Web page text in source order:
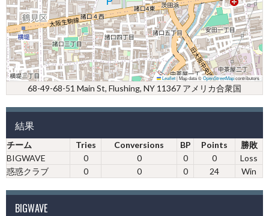
Leaflet|Map data ©OpenStreetMapcontributors
68-49-68-51 Main St, Flushing, NY 11367 アメリカ合衆国
結果
チーム Tries Conversions BP Points
勝敗
BIGWAVE
0 0 0 0
Loss
惑惑クラブ
0 0 0 24 Win
BIGWAVE